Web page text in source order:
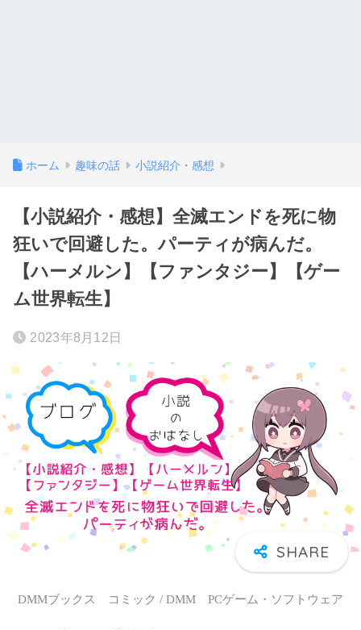
ホーム 趣味の話 小説紹介・感想
【小説紹介・感想】全滅エンドを死に物
狂いで回避した。パーティが病んだ。
【ハーメルン】【ファンタジー】【ゲー
ム世界転生】
2023年8月12日
DMMブックス コミック / DMM PCゲーム・ソフトウェア